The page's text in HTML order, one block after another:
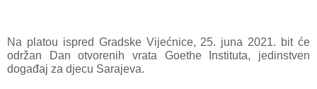
Na platou ispred Gradske Vijećnice, 25. juna 2021. bit će
održan Dan otvorenih vrata Goethe Instituta, jedinstven
događaj za djecu Sarajeva.